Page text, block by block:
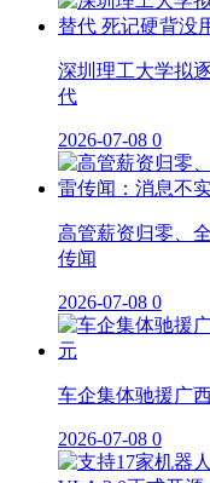
深圳理工大学拟
代
2026-07-08 0
高管薪资归零、
传闻
2026-07-08 0
车企集体驰援广
2026-07-08 0